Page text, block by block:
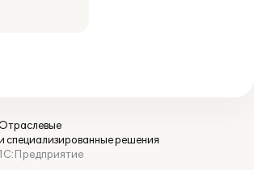
специализированные решения
1С:Предприятие